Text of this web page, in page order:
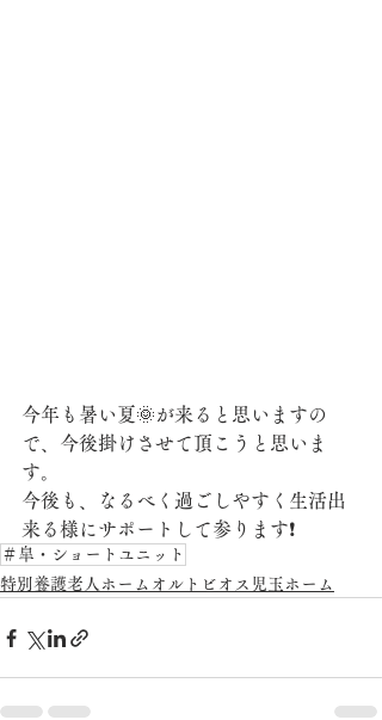
今年も暑い夏🌞が来ると思いますの
で、今後掛けさせて頂こうと思いま
す。
今後も、なるべく過ごしやすく生活出
来る様にサポートして参ります❗
＃皐・ショートユニット
特別養護老人ホームオルトビオス児玉ホーム